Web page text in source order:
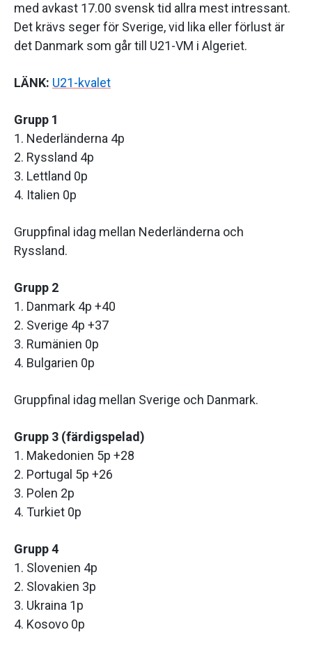
med avkast 17.00 svensk tid allra mest intressant.
Det krävs seger för Sverige, vid lika eller förlust är
det Danmark som går till U21-VM i Algeriet.
LÄNK: U21-kvalet
Grupp 1
1. Nederländerna 4p
2. Ryssland 4p
3. Lettland 0p
4. Italien 0p
Gruppfinal idag mellan Nederländerna och
Ryssland.
Grupp 2
1. Danmark 4p +40
2. Sverige 4p +37
3. Rumänien 0p
4. Bulgarien 0p
Gruppfinal idag mellan Sverige och Danmark.
Grupp 3 (färdigspelad)
1. Makedonien 5p +28
2. Portugal 5p +26
3. Polen 2p
4. Turkiet 0p
Grupp 4
1. Slovenien 4p
2. Slovakien 3p
3. Ukraina 1p
4. Kosovo 0p